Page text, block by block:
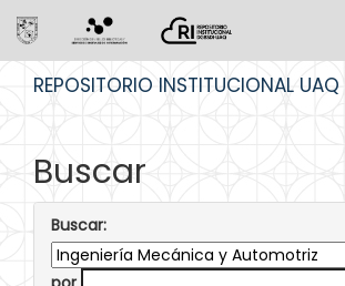
REPOSITORIO INSTITUCIONAL UAQ
Buscar
Buscar: